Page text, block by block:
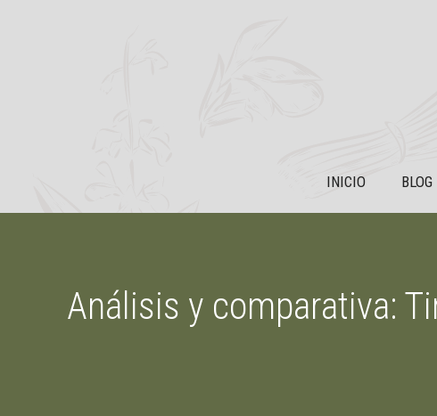
INICIO BLOG
Análisis y comparativa: